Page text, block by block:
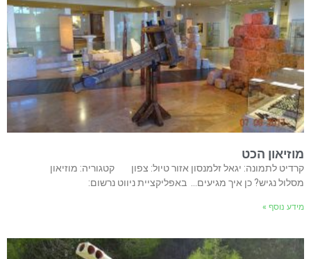
מוזיאון הכט
קרדיט לתמונה: יגאל זלמנסון אזור טיול: צפון קטגוריה: מוזיאון
מסלול נגיש? כן איך מגיעים… באפליקציית ניווט נרשום:
מידע נוסף »